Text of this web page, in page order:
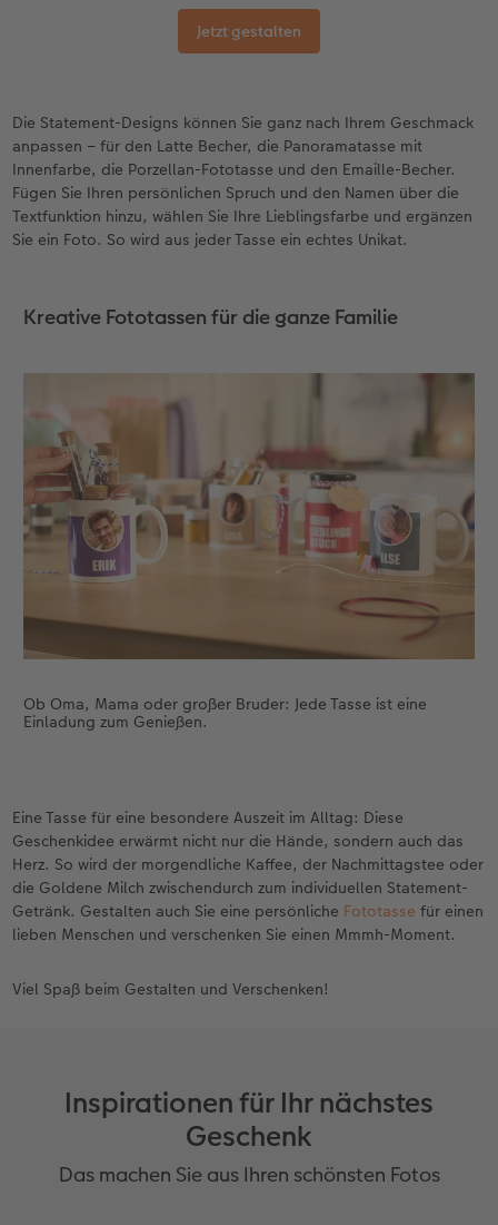
Jetzt gestalten
Die Statement-Designs können Sie ganz nach Ihrem Geschmack
anpassen – für den Latte Becher, die Panoramatasse mit
Innenfarbe, die Porzellan-Fototasse und den Emaille-Becher.
Fügen Sie Ihren persönlichen Spruch und den Namen über die
Textfunktion hinzu, wählen Sie Ihre Lieblingsfarbe und ergänzen
Sie ein Foto. So wird aus jeder Tasse ein echtes Unikat.
Kreative Fototassen für die ganze Familie
Ob Oma, Mama oder großer Bruder: Jede Tasse ist eine
Einladung zum Genießen.
Eine Tasse für eine besondere Auszeit im Alltag: Diese
Geschenkidee erwärmt nicht nur die Hände, sondern auch das
Herz. So wird der morgendliche Kaffee, der Nachmittagstee oder
die Goldene Milch zwischendurch zum individuellen Statement-
Getränk. Gestalten auch Sie eine persönliche Fototasse für einen
lieben Menschen und verschenken Sie einen Mmmh-Moment.
Viel Spaß beim Gestalten und Verschenken!
Inspirationen für Ihr nächstes
Geschenk
Das machen Sie aus Ihren schönsten Fotos